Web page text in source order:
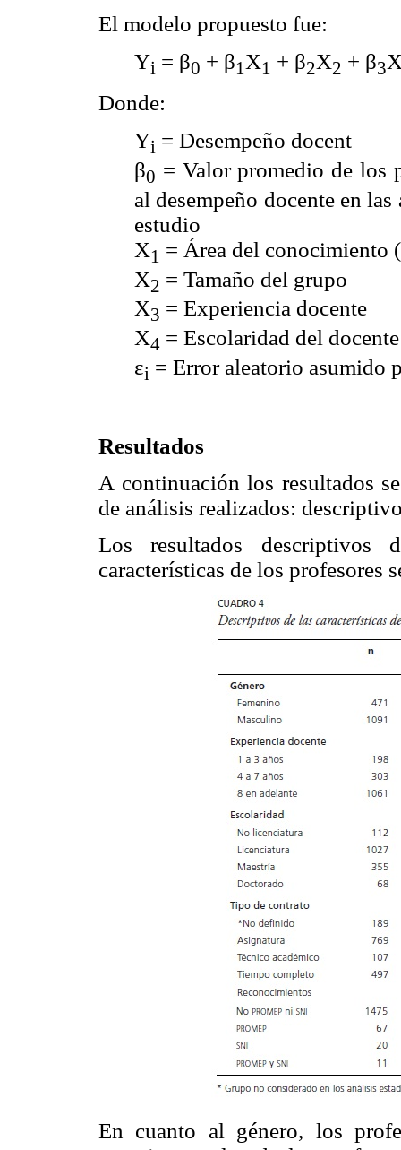
El modelo propuesto fue:
Yi = β0 + β1 X1 + β2X2 + β3
Donde:
Yi = Desempeño docent
β0 = Valor promedio de los
al desempeño docente en
estudio
X1 = Área del conocimiento
X2 = Tamaño del grupo
X3 = Experiencia docente
X4 = Escolaridad del docente
εi = Error aleatorio asumido
Resultados
A continuación los resultados
de análisis realizados:
Los resultados descriptivos
características de los profesores
En cuanto al género, los